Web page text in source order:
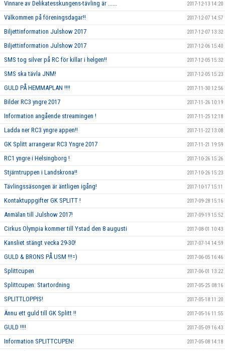
Vinnare av Delikatesskungens-tävling är ...... 2017-12-13 14:20
Välkommen på föreningsdagar!! 2017-12-07 14:57
Biljettinformation Julshow 2017 2017-12-07 13:32
Biljettinformation Julshow 2017 2017-12-06 15:40
SMS tog silver på RC för killar i helgen!! 2017-12-05 15:32
SMS ska tävla JNM! 2017-12-05 15:23
GULD PÅ HEMMAPLAN !!!! 2017-11-30 12:56
Bilder RC3 yngre 2017 2017-11-26 10:19
Information angående streamingen ! 2017-11-25 12:18
Ladda ner RC3 yngre appen!! 2017-11-22 13:08
GK Splitt arrangerar RC3 Yngre 2017 2017-11-21 19:59
RC1 yngre i Helsingborg ! 2017-10-26 15:26
Stjärntruppen i Landskrona!! 2017-10-26 15:23
Tävlingssäsongen är äntligen igång! 2017-10-17 15:11
Kontaktuppgifter GK SPLITT ! 2017-09-28 15:16
Anmälan till Julshow 2017! 2017-09-19 15:52
Cirkus Olympia kommer till Ystad den 8 augusti 2017-08-01 10:43
Kansliet stängt vecka 29-30! 2017-07-14 14:59
GULD & BRONS PÅ USM !!!=) 2017-06-05 16:46
Splittcupen 2017-06-01 13:22
Splittcupen: Startordning 2017-05-25 08:16
SPLITTLOPPIS! 2017-05-18 11:20
Ännu ett guld till GK Splitt !! 2017-05-16 11:55
GULD !!!! 2017-05-09 16:43
Information SPLITTCUPEN! 2017-05-08 14:18